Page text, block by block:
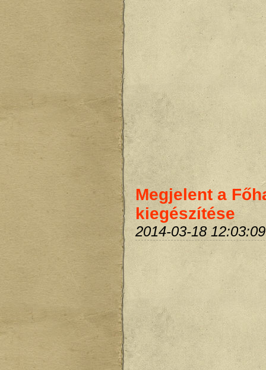
Megjelent a
kiegészítése
2014-03-18 12:03:09